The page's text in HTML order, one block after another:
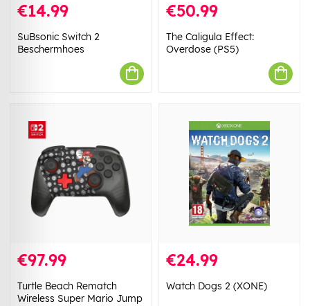
€14.99
SuBsonic Switch 2
Beschermhoes
€50.99
The Caligula Effect:
Overdose (PS5)
€97.99
Turtle Beach Rematch
Wireless Super Mario Jump
€24.99
Watch Dogs 2 (XONE)